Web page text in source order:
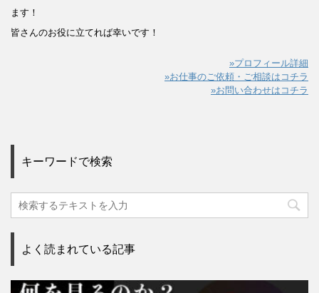
ます！
皆さんのお役に立てれば幸いです！
»プロフィール詳細
»お仕事のご依頼・ご相談はコチラ
»お問い合わせはコチラ
キーワードで検索
よく読まれている記事